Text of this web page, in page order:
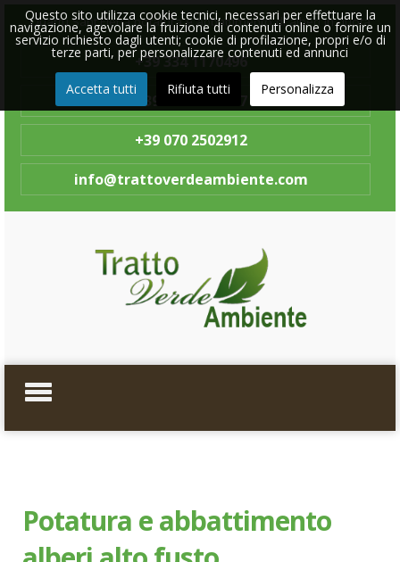
Quartu Sant'Elena potatura e abbattimento di alberi in quota
+39 334 1170496
+39 334 1170497
+39 070 2502912
info@trattoverdeambiente.com
Toggle
SERVIZI
Potatura e abbattimento
Questo sito utilizza cookie tecnici, necessari per effettuare la
navigazione, agevolare la fruizione di contenuti online o fornire un
servizio richiesto dagli utenti; cookie di profilazione, propri e/o di
terze parti, per personalizzare contenuti ed annunci
Accetta tutti Rifiuta tutti Personalizza